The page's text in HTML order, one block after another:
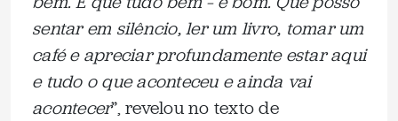
sentar em silêncio, ler um livro, tomar um
café e apreciar profundamente estar aqui
e tudo o que aconteceu e ainda vai
acontecer”, revelou no texto de